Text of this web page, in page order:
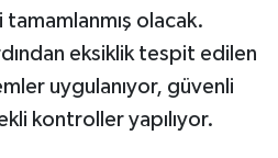
tamamlanmış olacak.
eksiklik tespit edilen
uygulanıyor, güvenli
kontroller yapılıyor.